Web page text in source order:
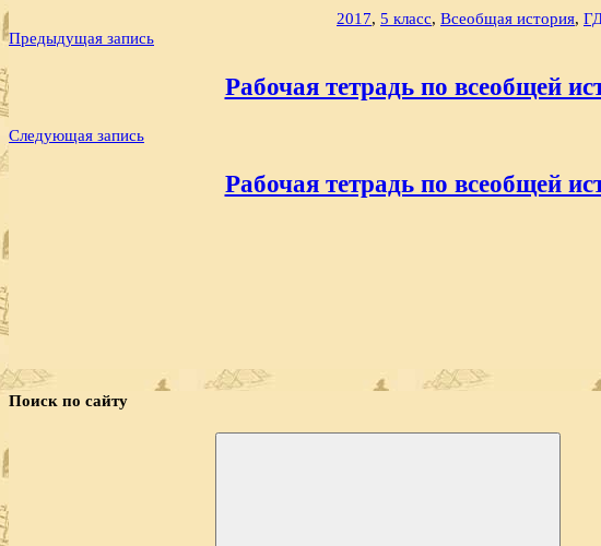
2017, 5 класс, Всеобщая история,
Навигация
по
записям
Предыдущая запись
Рабочая тетрадь по всеобщей
Следующая запись
Рабочая тетрадь по всеобщей
Поиск по сайту